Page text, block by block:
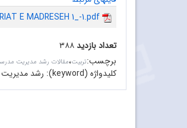
E MADRESEH 1_-1.pdf
تعداد بازدید۳۸۸
برچسب:تربیت،مقالات رشد مدیریت
کلیدواژه (keyword): رشد مدیریت